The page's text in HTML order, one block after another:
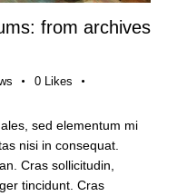
from archives
0 Likes
sed elementum mi
nisi in consequat.
Cras sollicitudin,
tincidunt. Cras